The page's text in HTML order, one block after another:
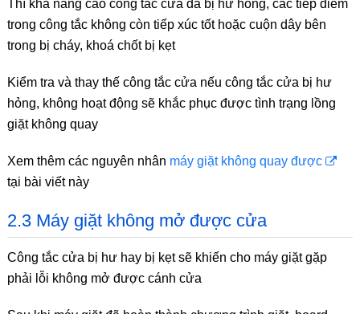
Thì khả năng cao công tắc cửa đã bị hư hỏng, các tiếp điểm
trong công tắc không còn tiếp xúc tốt hoặc cuộn dây bên
trong bị cháy, khoá chốt bị kẹt
Kiểm tra và thay thế công tắc cửa nếu công tắc cửa bị hư
hỏng, không hoạt động sẽ khắc phục được tình trạng lồng
giặt không quay
Xem thêm các nguyên nhân máy giặt không quay được
tại bài viết này
2.3 Máy giặt không mở được cửa
Công tắc cửa bị hư hay bị kẹt sẽ khiến cho máy giặt gặp
phải lỗi không mở được cánh cửa